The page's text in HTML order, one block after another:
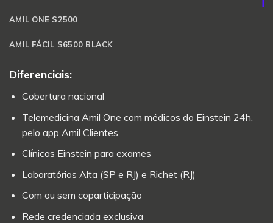
AMIL ONE S2500
AMIL FÁCIL S6500 BLACK
Diferenciais:
Cobertura nacional
Telemedicina Amil One com médicos do Einstein 24h,
pelo app Amil Clientes
Clínicas Einstein para exames
Laboratórios Alta (SP e RJ) e Richet (RJ)
Com ou sem coparticipação
Rede credenciada exclusiva